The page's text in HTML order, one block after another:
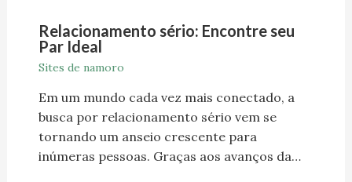
Relacionamento sério: Encontre seu
Par Ideal
Sites de namoro
Em um mundo cada vez mais conectado, a
busca por relacionamento sério vem se
tornando um anseio crescente para
inúmeras pessoas. Graças aos avanços da…